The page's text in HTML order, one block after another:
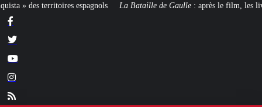
Bataille de Gaulle: après le film, les livres ! [CINÉMA]De la